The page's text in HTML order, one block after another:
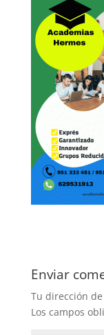
Enviar
Tu dirección
Los campos